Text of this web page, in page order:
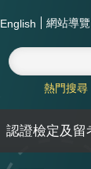
English 網站導覽
熱門搜尋
認證檢定及留